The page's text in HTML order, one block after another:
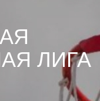
ЛИГА